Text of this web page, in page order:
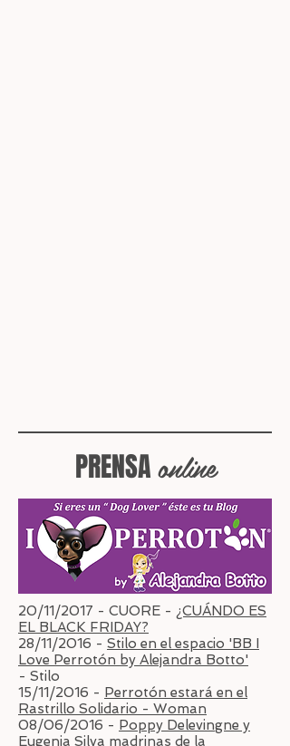
PRENSAonline
20/11/2017 - CUORE - ¿CUÁNDO ES
EL BLACK FRIDAY?
28/11/2016 - Stilo en el espacio 'BB I
Love Perrotón by Alejandra Botto'
- Stilo
15/11/2016 - Perrotón estará en el
Rastrillo Solidario - Woman
08/06/2016 - Poppy Delevingne y
Eugenia Silva madrinas de la